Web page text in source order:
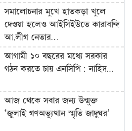
সমালোচনার মুখে হাতকড়া খুলে
দেওয়া হলেও আইসিইউতে কারাবন্দি
আ.লীগ নেতার…
আগামী ১০ বছরের মধ্যে সরকার
গঠন করতে চায় এনসিপি: নাহিদ…
আজ থেকে সবার জন্য উন্মুক্ত
‘জুলাই গণঅভ্যুত্থান স্মৃতি জাদুঘর’